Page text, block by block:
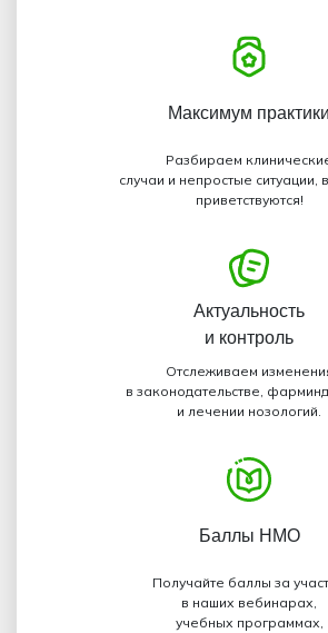
Максимум практики
Разбираем
случаи и непростые ситуации,
приветствуются!
Актуальность
и контроль
Отслеживаем
в законодательстве,
и лечении нозологий.
Баллы НМО
Получайте баллы за
в наших вебинарах,
учебных программах,